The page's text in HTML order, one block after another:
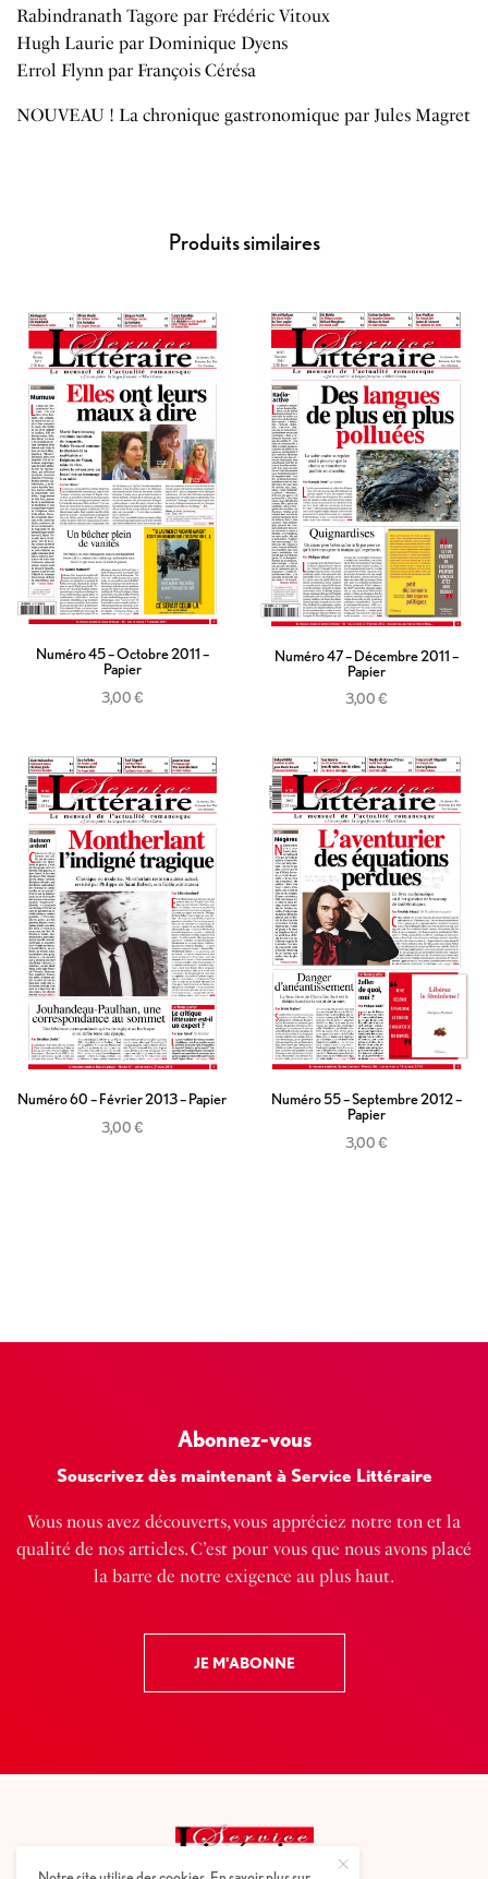
Rabindranath Tagore par Frédéric Vitoux
Hugh Laurie par Dominique Dyens
Errol Flynn par François Cérésa
NOUVEAU ! La chronique gastronomique par Jules Magret
Produits similaires
Numéro 45 – Octobre 2011 –
Papier
3,00€
Numéro 47 – Décembre 2011 –
Papier
3,00€
Numéro 60 – Février 2013 – Papier
3,00€
Numéro 55 – Septembre 2012 –
Papier
3,00€
Abonnez-vous
Souscrivez dès maintenant à Service Littéraire
Vous nous avez découverts, vous appréciez notre ton et la
qualité de nos articles. C’est pour vous que nous avons placé
la barre de notre exigence au plus haut.
JE M'ABONNE